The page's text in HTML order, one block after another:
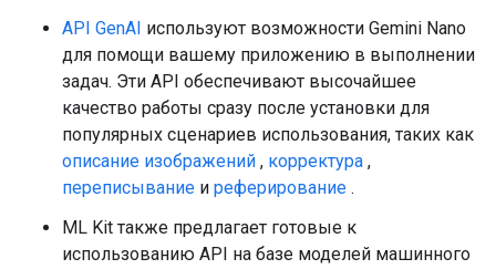
API GenAI используют возможности Gemini Nano
для помощи вашему приложению в выполнении
задач. Эти API обеспечивают высочайшее
качество работы сразу после установки для
популярных сценариев использования, таких как
описание изображений , корректура ,
переписывание и реферирование .
ML Kit также предлагает готовые к
использованию API на базе моделей машинного